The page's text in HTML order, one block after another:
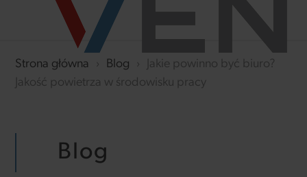
Strona główna › Blog ›
Jakie powinno być biuro?
Jakość powietrza w środowisku pracy
Blog